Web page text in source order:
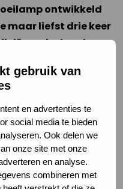
gebruik van
en advertenties te
social media te bieden
Ook delen we
onze site met onze
en analyse.
combineren met
ontwikkeld
maar liefst drie keer
is dan de
over de lamp in
wetenschappelijke
Nature
de energie die
teruggekaatst